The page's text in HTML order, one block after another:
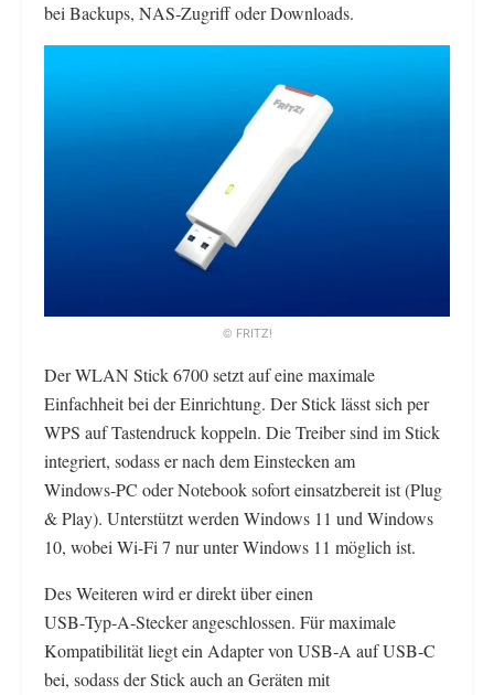
bei Backups, NAS‑Zugriff oder Downloads.
© FRITZ!
Der WLAN Stick 6700 setzt auf eine maximale
Einfachheit bei der Einrichtung. Der Stick lässt sich per
WPS auf Tastendruck koppeln. Die Treiber sind im Stick
integriert, sodass er nach dem Einstecken am
Windows‑PC oder Notebook sofort einsatzbereit ist (Plug
& Play). Unterstützt werden Windows 11 und Windows
10, wobei Wi-Fi 7 nur unter Windows 11 möglich ist.
Des Weiteren wird er direkt über einen
USB‑Typ‑A‑Stecker angeschlossen. Für maximale
Kompatibilität liegt ein Adapter von USB‑A auf USB‑C
bei, sodass der Stick auch an Geräten mit